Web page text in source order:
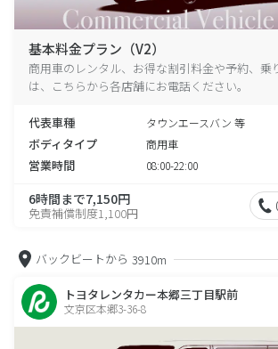
基本料金プラン（V2）
商用車のレンタル、お得な割引料金や予約、乗
は、こちらから各店舗にお電話ください。
代表車種 タウンエースバン 等
ボディタイプ 商用車
営業時間 08:00-22:00
6時間まで7,150円
免責補償制度1,100円
バックビートから 3910m
トヨタレンタカー本郷三丁目駅前
文京区本郷3-36-8